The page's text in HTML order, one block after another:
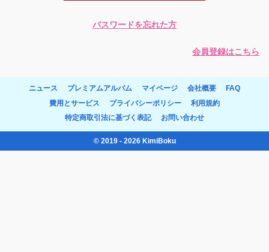
パスワードを忘れた方
会員登録はこちら
ニュース プレミアムアルバム マイページ 会社概要
FAQ
費用とサービス
プライバシーポリシー
利用規約
特定商取引法に基づく表記
お問い合わせ
© 2019 - 2026 KimiBoku